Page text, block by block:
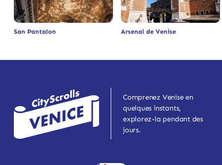
San Pantalon Arsenal de Venise
Comprenez Venise en
quelques instants,
explorez-la pendant des
jours.